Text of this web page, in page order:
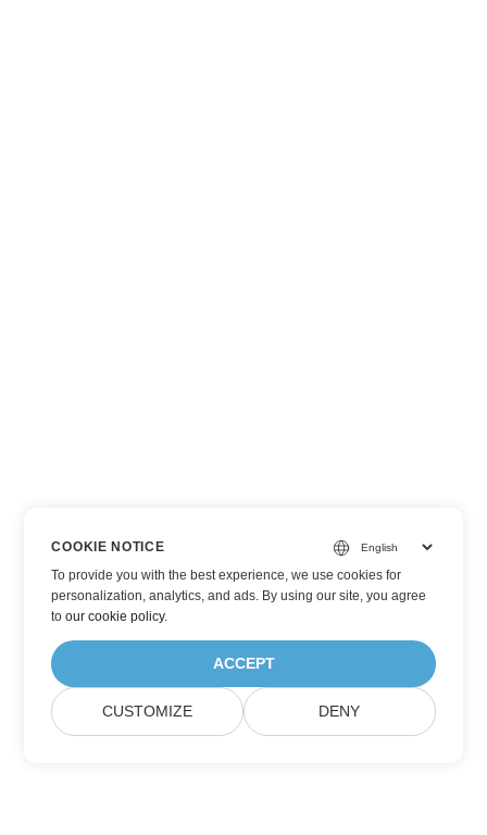
COOKIE NOTICE
To provide you with the best experience, we use cookies for
personalization, analytics, and ads. By using our site, you agree
toour cookie policy.
ACCEPT
CUSTOMIZE DENY